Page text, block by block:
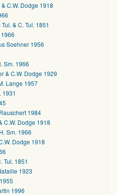
C.W. Dodge 1918
& C. Tul. 1851
Soehner 1956
Sm. 1966
& C.W. Dodge 1929
Lange 1957
1931
1984
C.W. Dodge 1918
Sm. 1966
Dodge 1918
Tul. 1851
1923
1996